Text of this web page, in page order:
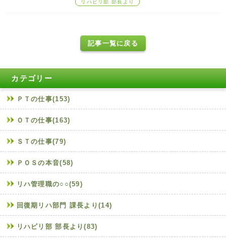
リハビリ部 部長より
記事一覧に戻る
カテゴリー
ＰＴの仕事(153)
ＯＴの仕事(163)
ＳＴの仕事(79)
ＰＯＳの本音(58)
リハ管理職の○○(59)
回復期リハ部門 課長より(14)
リハビリ部 部長より(83)